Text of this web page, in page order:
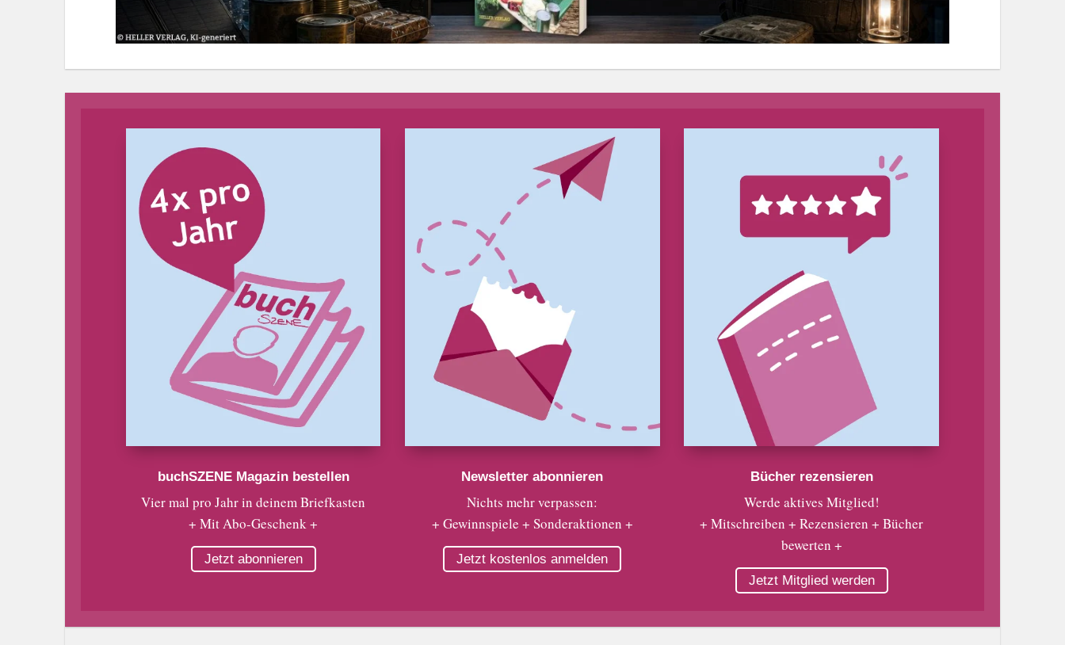
buchSZENE Magazin bestellen
Vier mal pro Jahr in deinem Briefkasten
+ Mit Abo-Geschenk +
Jetzt abonnieren
Newsletter abonnieren
Nichts mehr verpassen:
+ Gewinnspiele + Sonderaktionen +
Jetzt kostenlos anmelden
Bücher rezensieren
Werde aktives Mitglied!
+ Mitschreiben + Rezensieren + Bücher
bewerten +
Jetzt Mitglied werden